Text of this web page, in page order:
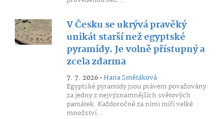
V Česku se ukrývá pravěký
unikát starší než egyptské
pyramidy. Je volně přístupný a
zcela zdarma
7. 7. 2026 •Hana Smětáková
Egyptské pyramidy jsou právem považovány
za jedny z nejvýznamnějších světových
památek. Každoročně za nimi míří velké
množství...